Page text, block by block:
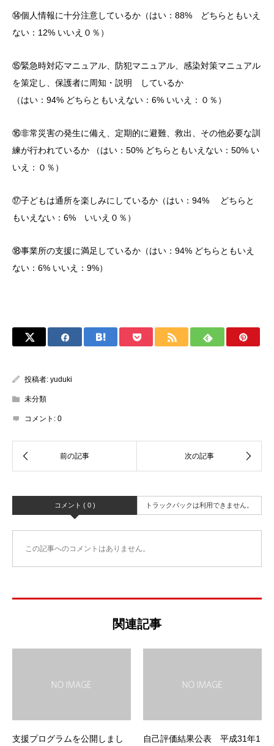
⑭個人情報に十分注意しているか（はい：88% どちらともいえ
ない：12% いいえ０％）
⑮緊急時対応マニュアル、防犯マニュアル、感染対策マニュアル
を策定し、保護者に周知・説明 しているか
（はい：94% どちらともいえない：6% いいえ：０％）
⑯非常災害の発生に備え、定期的に避難、救出、その他必要な訓
練が行われているか （はい：50% どちらともいえない：50% い
いえ：０％）
⑰子どもは通所を楽しみにしているか（はい：94% どちらと
もいえない：6% いいえ０％）
⑱事業所の支援に満足しているか（はい：94% どちらともいえ
ない：6% いいえ：9%）
投稿者: yuduki
未分類
コメント: 0
コメント ( 0 ) トラックバックは利用できません。
この記事へのコメントはありません。
関連記事
支援プログラムを公開しまし
自己評価結果公表 平成31年1